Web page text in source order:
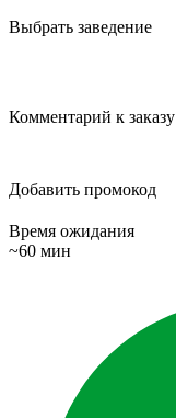
Выбрать заведение
Комментарий к заказу
Добавить промокод
Время ожидания
~60 мин